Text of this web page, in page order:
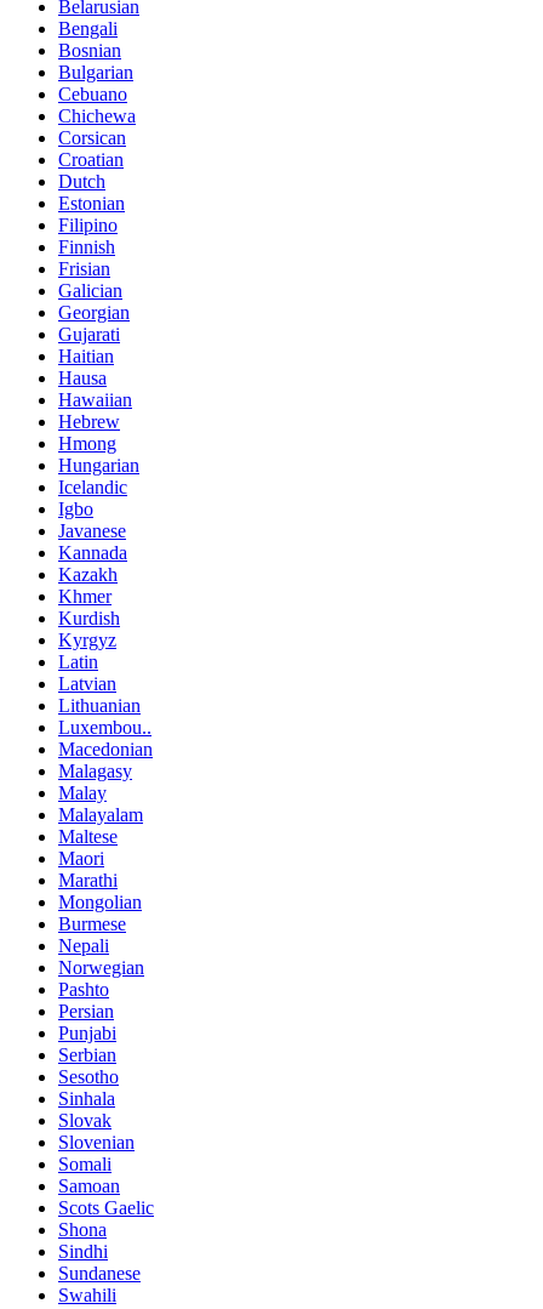
Belarusian
Bengali
Bosnian
Bulgarian
Cebuano
Chichewa
Corsican
Croatian
Dutch
Estonian
Filipino
Finnish
Frisian
Galician
Georgian
Gujarati
Haitian
Hausa
Hawaiian
Hebrew
Hmong
Hungarian
Icelandic
Igbo
Javanese
Kannada
Kazakh
Khmer
Kurdish
Kyrgyz
Latin
Latvian
Lithuanian
Luxembou..
Macedonian
Malagasy
Malay
Malayalam
Maltese
Maori
Marathi
Mongolian
Burmese
Nepali
Norwegian
Pashto
Persian
Punjabi
Serbian
Sesotho
Sinhala
Slovak
Slovenian
Somali
Samoan
Scots Gaelic
Shona
Sindhi
Sundanese
Swahili